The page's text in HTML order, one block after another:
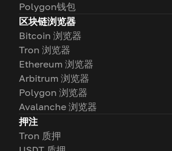
Polygon钱包
区块链浏览器
Bitcoin 浏览器
Tron 浏览器
Ethereum 浏览器
Arbitrum 浏览器
Polygon 浏览器
Avalanche 浏览器
押注
Tron 质押